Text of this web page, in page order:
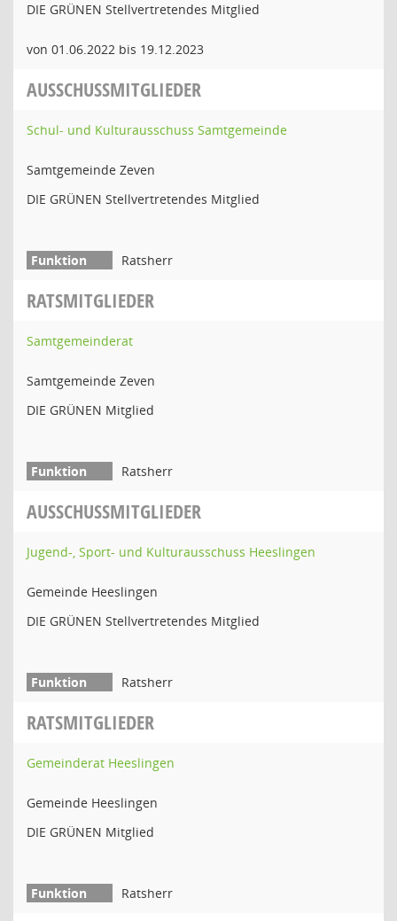
DIE GRÜNEN Stellvertretendes Mitglied
von 01.06.2022 bis 19.12.2023
AUSSCHUSSMITGLIEDER
Schul- und Kulturausschuss Samtgemeinde
Samtgemeinde Zeven
DIE GRÜNEN Stellvertretendes Mitglied
Ratsherr
RATSMITGLIEDER
Samtgemeinderat
Samtgemeinde Zeven
DIE GRÜNEN Mitglied
Ratsherr
AUSSCHUSSMITGLIEDER
Jugend-, Sport- und Kulturausschuss Heeslingen
Gemeinde Heeslingen
DIE GRÜNEN Stellvertretendes Mitglied
Ratsherr
RATSMITGLIEDER
Gemeinderat Heeslingen
Gemeinde Heeslingen
DIE GRÜNEN Mitglied
Ratsherr